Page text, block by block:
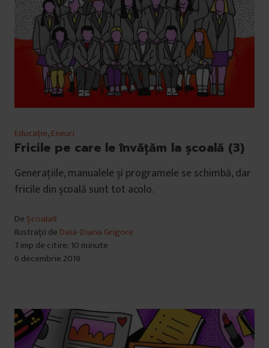
Educație,Eseuri
Fricile pe care le învățăm la școală (3)
Generațiile, manualele și programele se schimbă, dar
fricile din școală sunt tot acolo.
De Școala9
Ilustrații de Daia-Diana Grigore
Timp de citire: 10 minute
6 decembrie 2019